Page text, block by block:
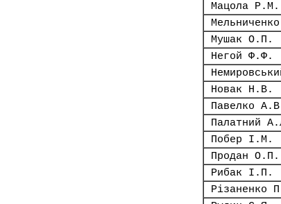
Мацола Р.М.
Мушак О.П.
Негой Ф.Ф.
Новак Н.В.
Павелко
Палатний
Побер І.М.
Продан О.П.
Рибак І.П.
Різаненко